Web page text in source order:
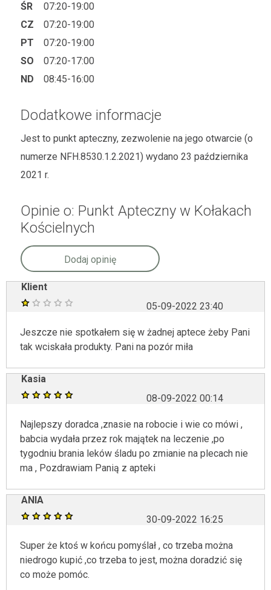
ŚR
07:20-19:00
CZ
07:20-19:00
PT
07:20-19:00
SO
07:20-17:00
ND
08:45-16:00
Dodatkowe informacje
Jest to punkt apteczny, zezwolenie na jego otwarcie (o
numerze NFH.8530.1.2.2021) wydano 23 października
2021 r.
Opinie o: Punkt Apteczny w Kołakach
Kościelnych
Dodaj opinię
Klient
05-09-2022 23:40
Jeszcze nie spotkałem się w żadnej aptece żeby Pani
tak wciskała produkty. Pani na pozór miła
Kasia
08-09-2022 00:14
Najlepszy doradca ,znasie na robocie i wie co mówi ,
babcia wydała przez rok majątek na leczenie ,po
tygodniu brania leków śladu po zmianie na plecach nie
ma , Pozdrawiam Panią z apteki
ANIA
30-09-2022 16:25
Super że ktoś w końcu pomyślał , co trzeba można
niedrogo kupić ,co trzeba to jest, można doradzić się
co może pomóc.